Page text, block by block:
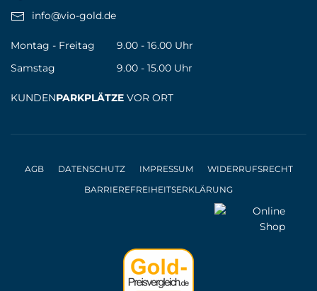
info@vio-gold.de
Montag - Freitag
9.00 - 16.00 Uhr
Samstag
9.00 - 15.00 Uhr
KUNDENPARKPLÄTZE VOR ORT
AGB DATENSCHUTZ IMPRESSUM
WIDERRUFSRECHT
BARRIEREFREIHEITSERKLÄRUNG